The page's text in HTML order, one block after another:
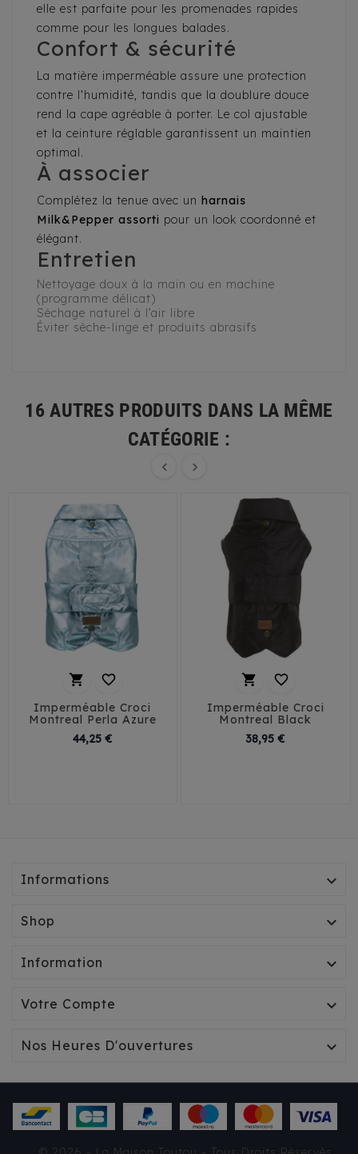
elle est parfaite pour les promenades rapides
comme pour les longues balades.
Confort & sécurité
La matière imperméable assure une protection
contre l’humidité, tandis que la doublure douce
rend la cape agréable à porter. Le col ajustable
et la ceinture réglable garantissent un maintien
optimal.
À associer
Complétez la tenue avec un harnais
Milk&Pepper assorti pour un look coordonné et
élégant.
Entretien
Nettoyage doux à la main ou en machine
(programme délicat)
Séchage naturel à l’air libre
Éviter sèche-linge et produits abrasifs
16 AUTRES PRODUITS DANS LA MÊME
CATÉGORIE :
 
 
Imperméable Croci
Montreal Perla Azure
44,25 €Prix
 
Imperméable Croci
Montreal Black
38,95 €
SPENCER DORÉ
Informations 
Shop 
Information 
Votre Compte 
Nos Heures D'ouvertures 